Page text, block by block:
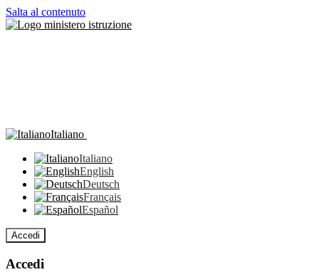
Salta al contenuto
Italiano
Italiano
English
Deutsch
Français
Español
Accedi
Accedi